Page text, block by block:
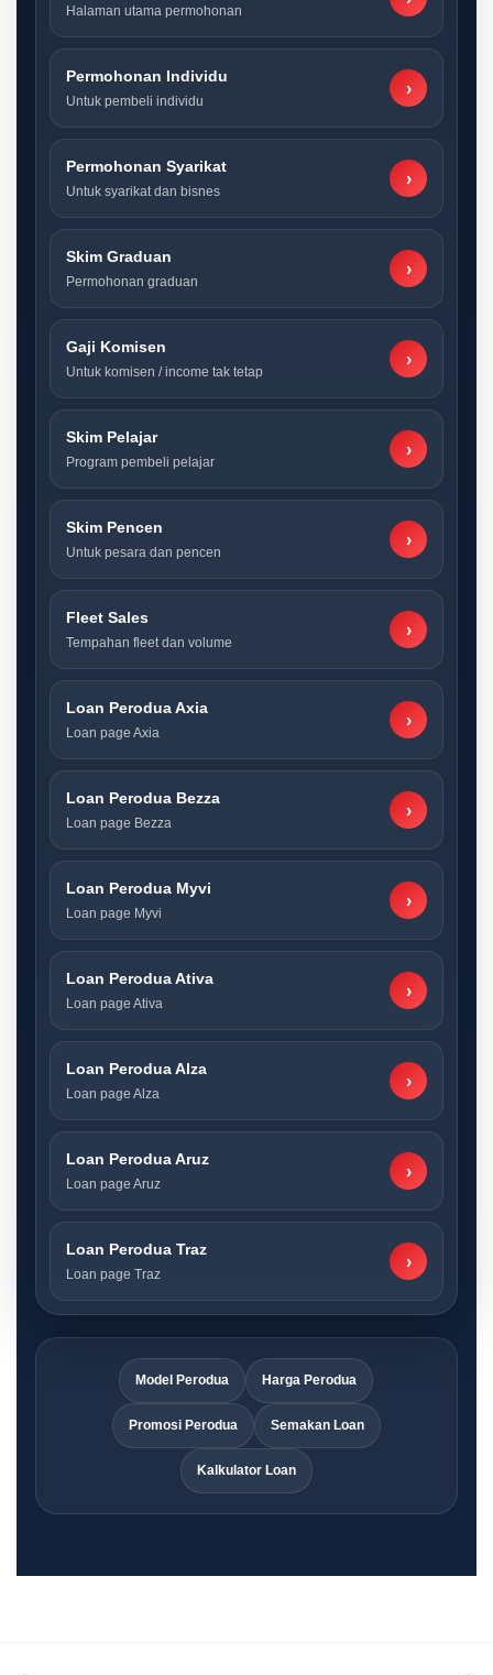
Halaman utama permohonan
Permohonan Individu
Untuk pembeli individu
›
Permohonan Syarikat
Untuk syarikat dan bisnes
›
Skim Graduan
Permohonan graduan
›
Gaji Komisen
Untuk komisen / income tak tetap
›
Skim Pelajar
Program pembeli pelajar
›
Skim Pencen
Untuk pesara dan pencen
›
Fleet Sales
Tempahan fleet dan volume
›
Loan Perodua Axia
Loan page Axia
›
Loan Perodua Bezza
Loan page Bezza
›
Loan Perodua Myvi
Loan page Myvi
›
Loan Perodua Ativa
Loan page Ativa
›
Loan Perodua Alza
Loan page Alza
›
Loan Perodua Aruz
Loan page Aruz
›
Loan Perodua Traz
Loan page Traz
›
Model Perodua Harga Perodua
Promosi Perodua Semakan Loan
Kalkulator Loan